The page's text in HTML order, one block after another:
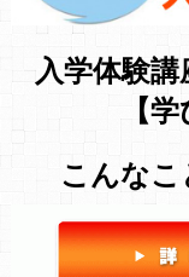
入学体験
【
こんなこ